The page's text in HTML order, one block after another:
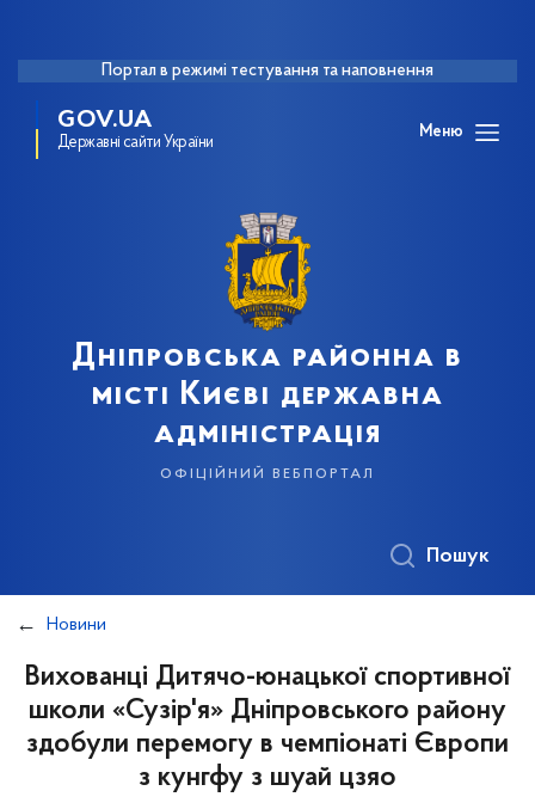
Портал в режимі тестування та наповнення
GOV.UA
Державні сайти України
Меню
Дніпровська районна в
місті Києві державна
адміністрація
офіційний вебпортал
Пошук
Новини
Вихованці Дитячо-юнацької спортивної
школи «Сузір'я» Дніпровського району
здобули перемогу в чемпіонаті Європи
з кунгфу з шуай цзяо